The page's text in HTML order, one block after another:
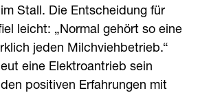
Stall. Die Entscheidung für
leicht: „Normal gehört so eine
jeden Milchviehbetrieb.“
eine Elektroantrieb sein
positiven Erfahrungen mit